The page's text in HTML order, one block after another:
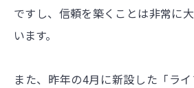
ですし、信頼を築くことは非常に
います。
また、昨年の4月に新設した「ラ